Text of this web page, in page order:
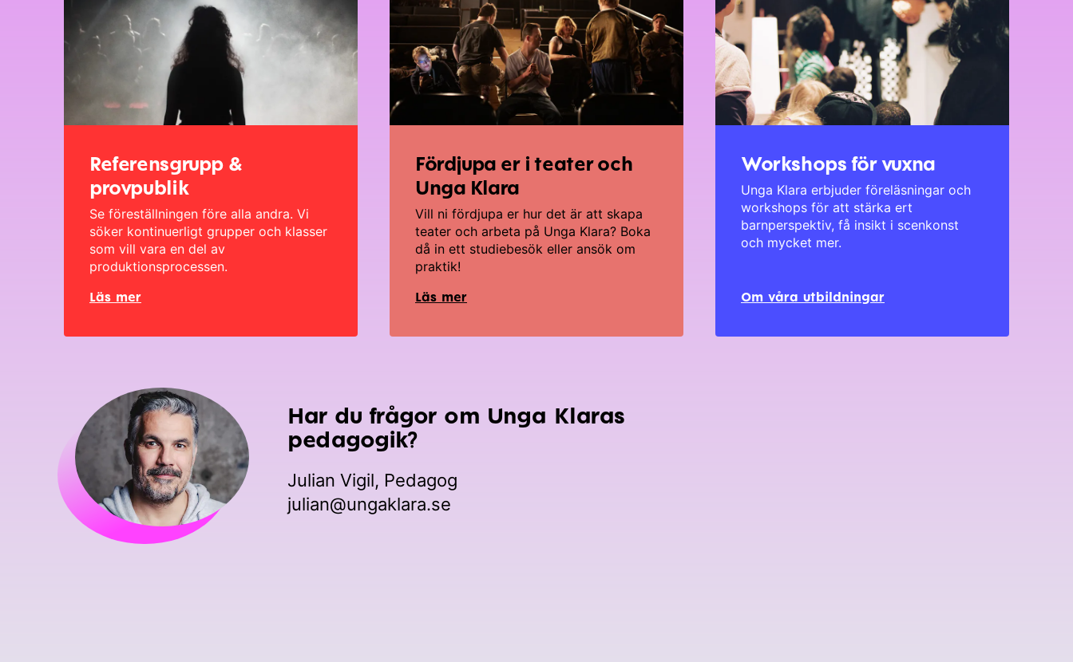
Referensgrupp &
provpublik
Se föreställningen före alla andra. Vi
söker kontinuerligt grupper och klasser
som vill vara en del av
produktionsprocessen.
Läs mer
Fördjupa er i teater och
Unga Klara
Vill ni fördjupa er hur det är att skapa
teater och arbeta på Unga Klara? Boka
då in ett studiebesök eller ansök om
praktik!
Läs mer
Workshops för vuxna
Unga Klara erbjuder föreläsningar och
workshops för att stärka ert
barnperspektiv, få insikt i scenkonst
och mycket mer.
Om våra utbildningar
Har du frågor om Unga Klaras
pedagogik?
Julian Vigil, Pedagog
julian@ungaklara.se